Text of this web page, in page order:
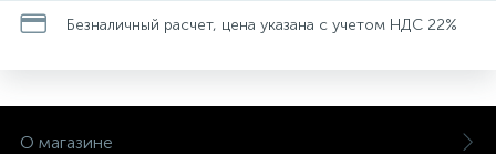
Безналичный расчет, цена указана с учетом НДС 22%
О магазине